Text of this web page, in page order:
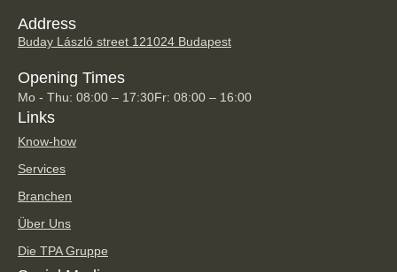
Address
Buday László street 121024 Budapest
Opening Times
Mo - Thu: 08:00 – 17:30Fr: 08:00 – 16:00
Links
Know-how
Services
Branchen
Über Uns
Die TPA Gruppe